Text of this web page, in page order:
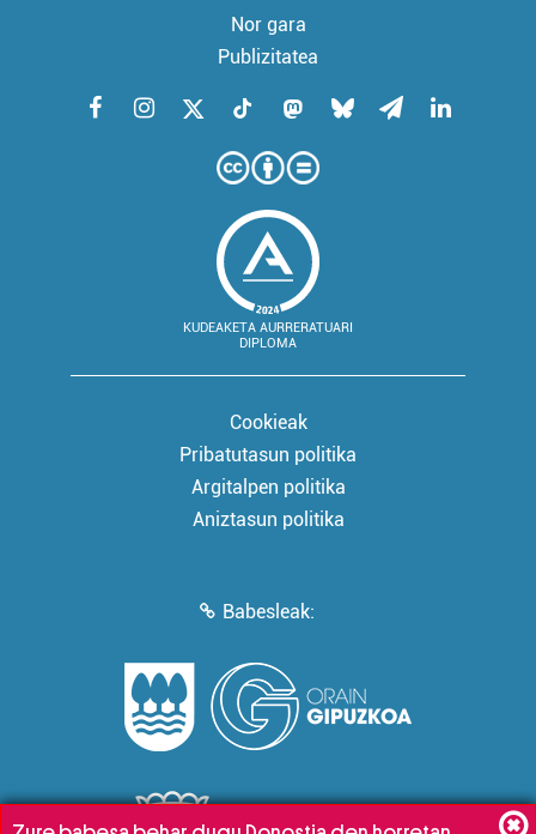
Nor gara
Publizitatea
KUDEAKETA AURRERATUARI
DIPLOMA
Cookieak
Pribatutasun politika
Argitalpen politika
Aniztasun politika
Babesleak: